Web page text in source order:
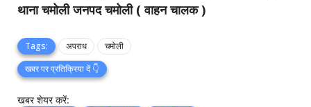
थाना चमोली जनपद चमोली ( वाहन चालक )
Tags: अपराध
चमोली
खबर पर प्रतिक्रिया दें 👇
खबर शेयर करें: